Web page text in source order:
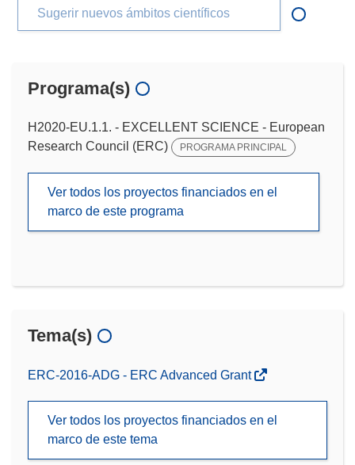
Sugerir nuevos ámbitos científicos
Programa(s)
H2020-EU.1.1. - EXCELLENT SCIENCE - European
Research Council (ERC)
PROGRAMA PRINCIPAL
Ver todos los proyectos financiados en el
marco de este programa
Tema(s)
ERC-2016-ADG - ERC Advanced Grant
Ver todos los proyectos financiados en el
marco de este tema